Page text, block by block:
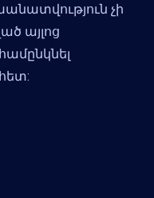
չի
այլոց